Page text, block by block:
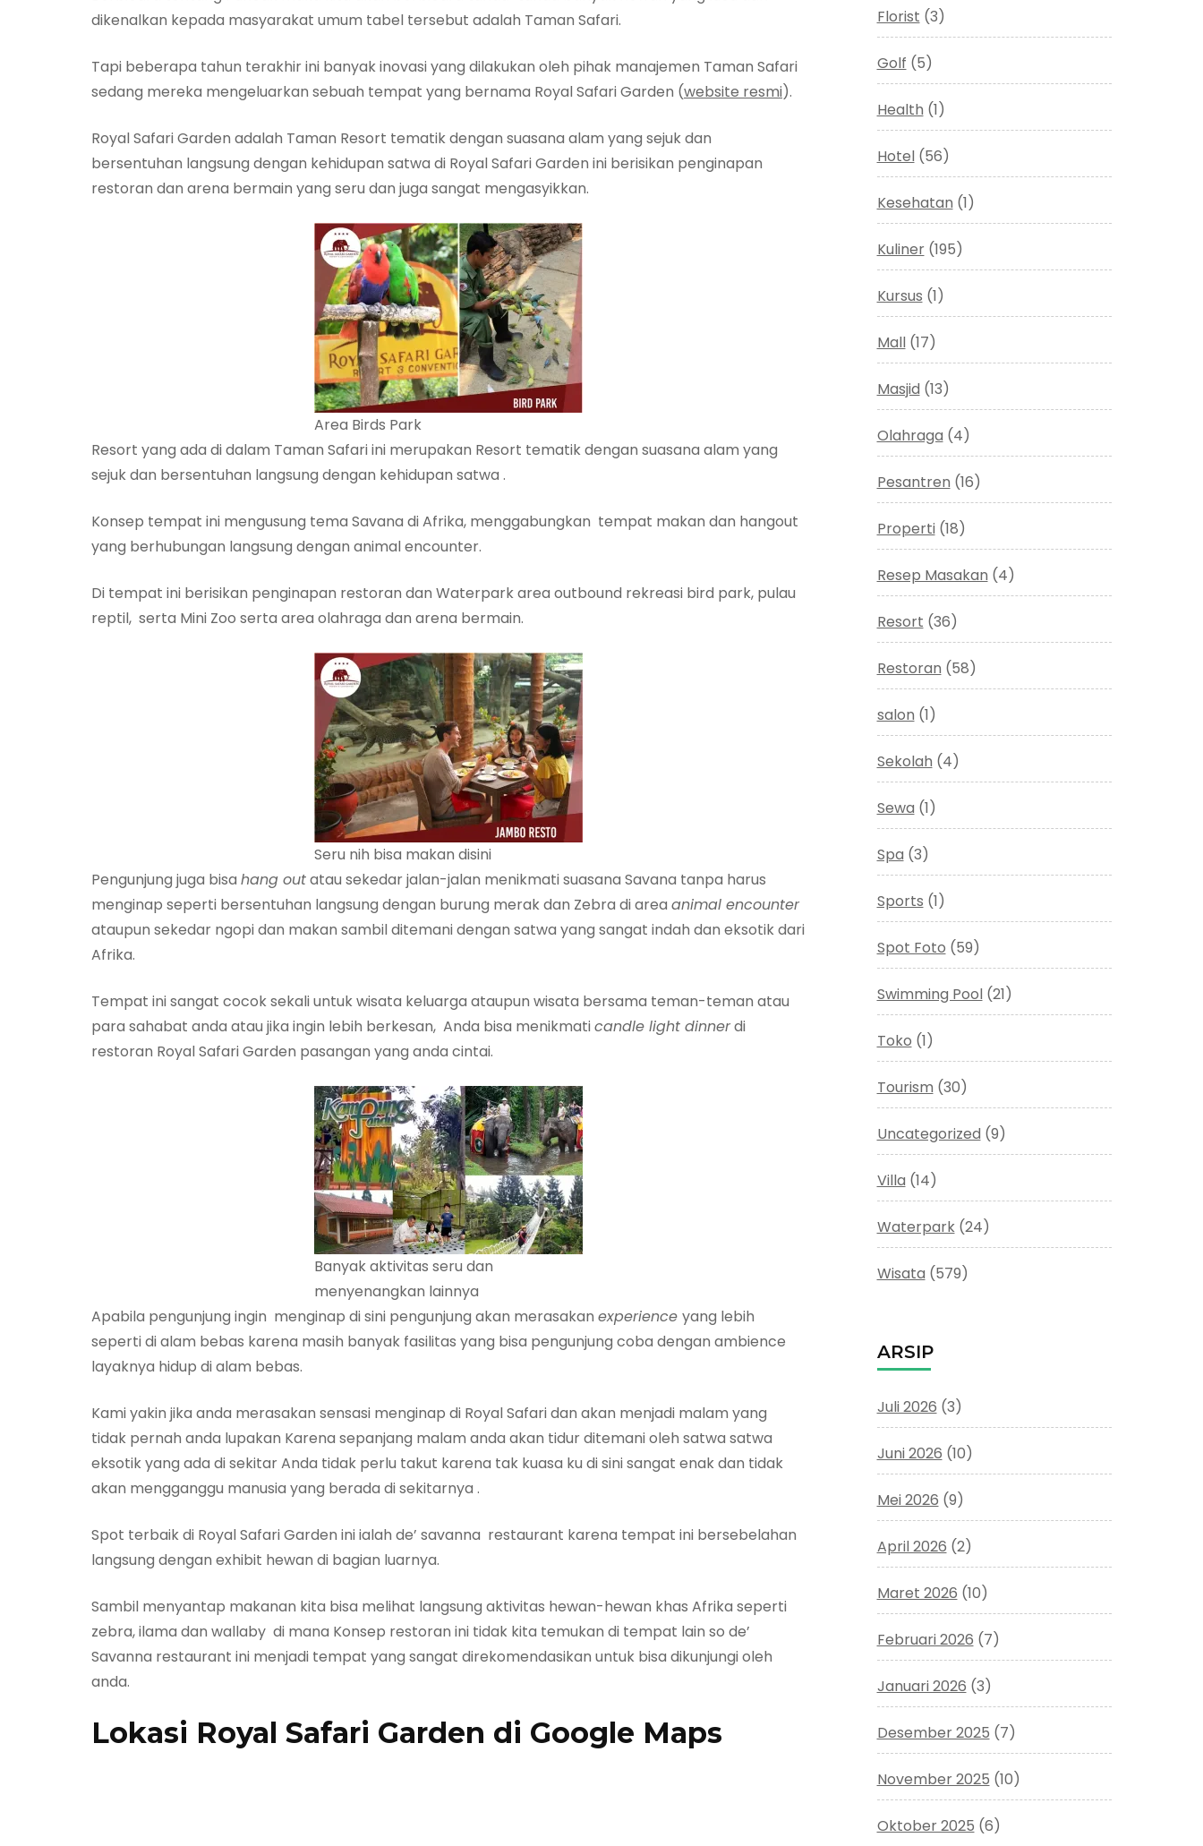
dikenalkan kepada masyarakat umum tabel tersebut adalah Taman Safari.
Tapi beberapa tahun terakhir ini banyak inovasi yang dilakukan oleh pihak manajemen Taman Safari
sedang mereka mengeluarkan sebuah tempat yang bernama Royal Safari Garden (website resmi).
Royal Safari Garden adalah Taman Resort tematik dengan suasana alam yang sejuk dan
bersentuhan langsung dengan kehidupan satwa di Royal Safari Garden ini berisikan penginapan
restoran dan arena bermain yang seru dan juga sangat mengasyikkan.
Area Birds Park
Resort yang ada di dalam Taman Safari ini merupakan Resort tematik dengan suasana alam yang
sejuk dan bersentuhan langsung dengan kehidupan satwa .
Konsep tempat ini mengusung tema Savana di Afrika, menggabungkan tempat makan dan hangout
yang berhubungan langsung dengan animal encounter.
Di tempat ini berisikan penginapan restoran dan Waterpark area outbound rekreasi bird park, pulau
reptil, serta Mini Zoo serta area olahraga dan arena bermain.
Seru nih bisa makan disini
Pengunjung juga bisa hang outatau sekedar jalan-jalan menikmati suasana Savana tanpa harus
menginap seperti bersentuhan langsung dengan burung merak dan Zebra di area animal encounter
ataupun sekedar ngopi dan makan sambil ditemani dengan satwa yang sangat indah dan eksotik dari
Afrika.
Tempat ini sangat cocok sekali untuk wisata keluarga ataupun wisata bersama teman-teman atau
para sahabat anda atau jika ingin lebih berkesan, Anda bisa menikmaticandle light dinnerdi
restoran Royal Safari Garden pasangan yang anda cintai.
Banyak aktivitas seru dan
menyenangkan lainnya
Apabila pengunjung ingin menginap di sini pengunjung akan merasakan experience yang lebih
seperti di alam bebas karena masih banyak fasilitas yang bisa pengunjung coba dengan ambience
layaknya hidup di alam bebas.
Kami yakin jika anda merasakan sensasi menginap di Royal Safari dan akan menjadi malam yang
tidak pernah anda lupakan Karena sepanjang malam anda akan tidur ditemani oleh satwa satwa
eksotik yang ada di sekitar Anda tidak perlu takut karena tak kuasa ku di sini sangat enak dan tidak
akan mengganggu manusia yang berada di sekitarnya .
Spot terbaik di Royal Safari Garden ini ialah de’ savanna restaurant karena tempat ini bersebelahan
langsung dengan exhibit hewan di bagian luarnya.
Sambil menyantap makanan kita bisa melihat langsung aktivitas hewan-hewan khas Afrika seperti
zebra, ilama dan wallaby di mana Konsep restoran ini tidak kita temukan di tempat lain so de’
Savanna restaurant ini menjadi tempat yang sangat direkomendasikan untuk bisa dikunjungi oleh
anda.
Lokasi Royal Safari Garden di Google Maps
Florist (3)
Golf (5)
Health (1)
Hotel(56)
Kesehatan (1)
Kuliner(195)
Kursus (1)
Mall(17)
Masjid (13)
Olahraga (4)
Pesantren (16)
Properti(18)
Resep Masakan (4)
Resort (36)
Restoran (58)
salon (1)
Sekolah (4)
Sewa (1)
Spa (3)
Sports (1)
Spot Foto (59)
Swimming Pool(21)
Toko (1)
Tourism (30)
Uncategorized (9)
Villa (14)
Waterpark(24)
Wisata (579)
ARSIP
Juli 2026 (3)
Juni 2026 (10)
Mei 2026 (9)
April 2026 (2)
Maret 2026 (10)
Februari 2026 (7)
Januari 2026 (3)
Desember 2025 (7)
November 2025 (10)
Oktober 2025 (6)